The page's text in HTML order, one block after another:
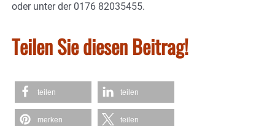
oder unter der 0176 82035455.
Teilen Sie diesen Beitrag!
teilen teilen
merken teilen